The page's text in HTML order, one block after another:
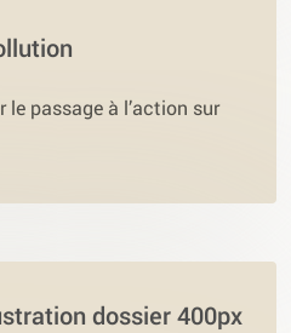
passage à l’action sur
dossier 400px